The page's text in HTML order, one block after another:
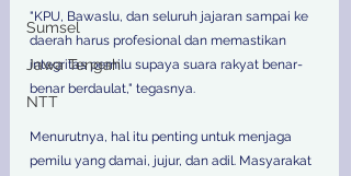
Sumsel
Jawa Tengah
NTT
"KPU, Bawaslu, dan seluruh jajaran sampai ke
daerah harus profesional dan memastikan
integritas pemilu supaya suara rakyat benar-
benar berdaulat," tegasnya.
Menurutnya, hal itu penting untuk menjaga
pemilu yang damai, jujur, dan adil. Masyarakat